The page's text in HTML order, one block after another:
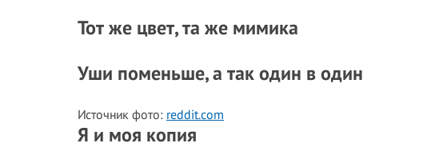
Тот же цвет, та же мимика
Уши поменьше, а так один в один
Источник фото: reddit.com
Я и моя копия